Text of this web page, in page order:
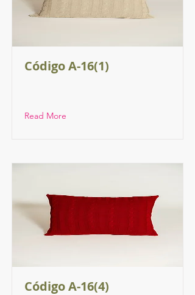
Código A-16(1)
Read More
Código A-16(4)